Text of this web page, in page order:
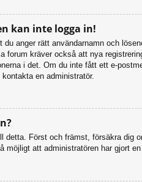
kan inte logga in!
anger rätt användarnamn och
forum kräver också att nya
i det. Om du inte fått ett e-
en administratör.
detta. Först och främst, försäkra dig
möjligt att administratören har gjort